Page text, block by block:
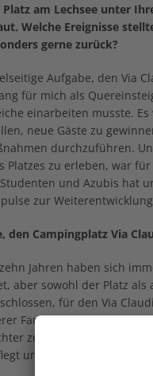
Platz am Lechsee unter
Welche Ereignisse
gerne zurück?
Aufgabe, den Via
für mich als
einarbeiten musste.
neue Gäste zu
durchzuführen.
Platzes zu erleben, war
und Azubis hat
zur
den Campingplatz Via
Jahren haben sich
aber sowohl der Platz
für den Via
Familie als Eigentümer
zu haben, der den
und eine